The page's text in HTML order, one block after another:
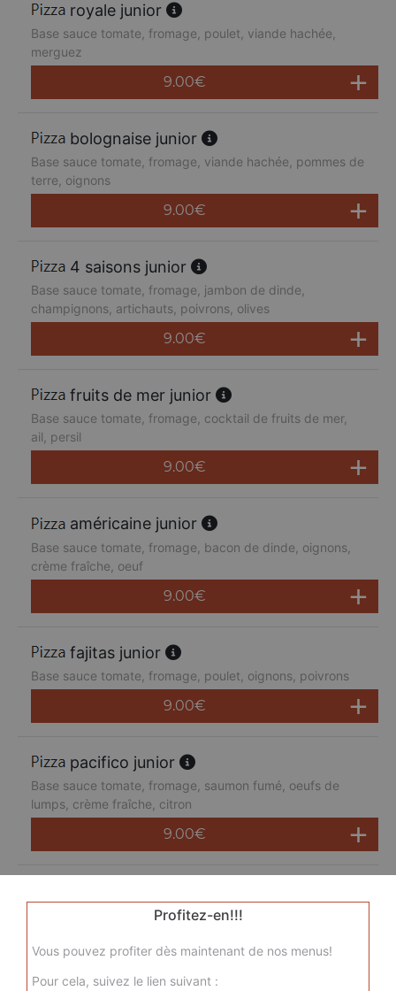
royale junior
Base sauce tomate, fromage, poulet, viande hachée,
merguez
9.00€
bolognaise junior
Base sauce tomate, fromage, viande hachée, pommes de
terre, oignons
9.00€
4 saisons junior
Base sauce tomate, fromage, jambon de dinde,
champignons, artichauts, poivrons, olives
9.00€
fruits de mer junior
Base sauce tomate, fromage, cocktail de fruits de mer,
ail, persil
9.00€
américaine junior
Base sauce tomate, fromage, bacon de dinde, oignons,
crème fraîche, oeuf
9.00€
fajitas junior
Base sauce tomate, fromage, poulet, oignons, poivrons
9.00€
pacifico junior
Base sauce tomate, fromage, saumon fumé, oeufs de
lumps, crème fraîche, citron
9.00€
Base sauce tomate, fromage, chorizo, jambon de dinde,
Profitez-en!!!
Vous pouvez profiter dès maintenant de nos menus!
Pour cela, suivez le lien suivant :